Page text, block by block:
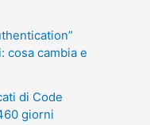
cosa cambia e
di Code
giorni